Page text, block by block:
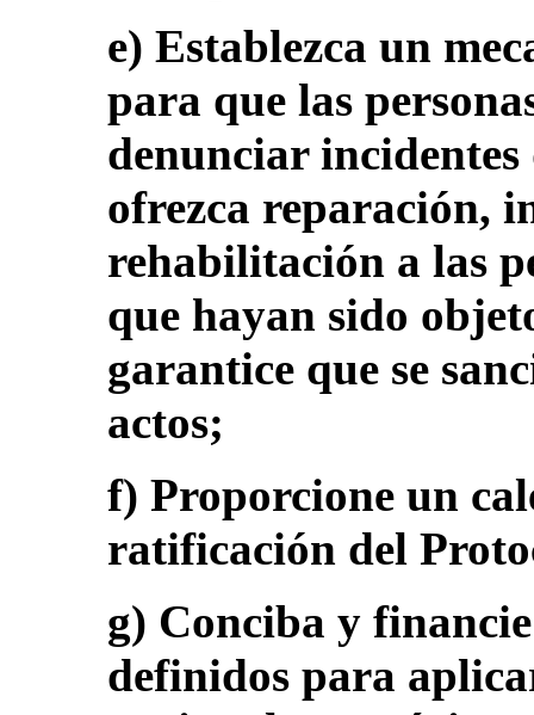
e) Establezca un
para que las
denunciar
ofrezca reparación,
rehabilitación a las
que hayan sido
garantice que se
actos;
f) Proporcione un
ratificación del
g) Conciba y
definidos para